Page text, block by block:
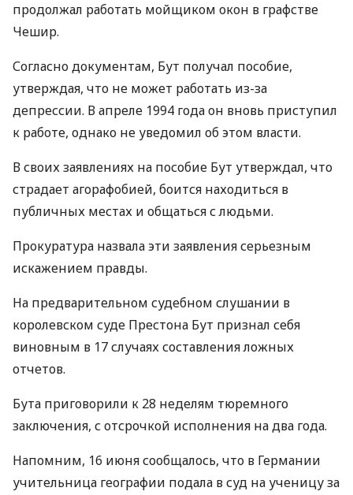
продолжал работать мойщиком окон в графстве
Чешир.
Согласно документам, Бут получал пособие,
утверждая, что не может работать из-за
депрессии. В апреле 1994 года он вновь приступил
к работе, однако не уведомил об этом власти.
В своих заявлениях на пособие Бут утверждал, что
страдает агорафобией, боится находиться в
публичных местах и общаться с людьми.
Прокуратура назвала эти заявления серьезным
искажением правды.
На предварительном судебном слушании в
королевском суде Престона Бут признал себя
виновным в 17 случаях составления ложных
отчетов.
Бута приговорили к 28 неделям тюремного
заключения, с отсрочкой исполнения на два года.
Напомним, 16 июня сообщалось, что в Германии
учительница географии подала в суд на ученицу за